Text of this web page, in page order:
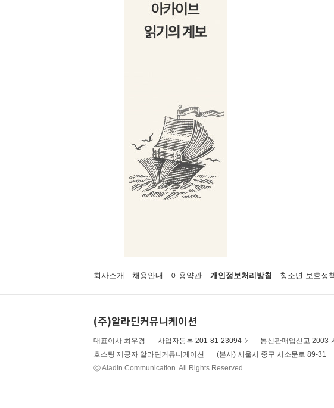
회사소개 채용안내 이용약관 개인정보처리방침 청소년 보호정
(주)알라딘커뮤니케이션
대표이사 최우경 사업자등록 201-81-23094 통신판매업신고 2003-
호스팅 제공자 알라딘커뮤니케이션
(본사) 서울시 중구 서소문로 89-31
ⓒ Aladin Communication. All Rights Reserved.